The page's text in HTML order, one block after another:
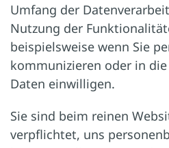
Umfang der
Nutzung der
beispielsweise wenn Sie
kommunizieren oder in
Daten einwilligen.
Sie sind beim reinen
verpflichtet, uns